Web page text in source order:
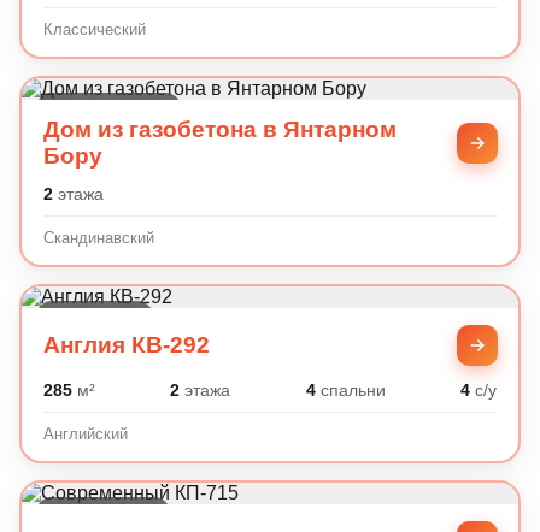
Классический
Дом из газобетона в Янтарном
Бору
2этажа
Скандинавский
Англия КВ-292
285м² 2 этажа 4спальни 4 с/у
Английский